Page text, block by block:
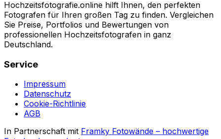
Hochzeitsfotografie.online hilft Ihnen, den perfekten
Fotografen für Ihren großen Tag zu finden. Vergleichen
Sie Preise, Portfolios und Bewertungen von
professionellen Hochzeitsfotografen in ganz
Deutschland.
Service
Impressum
Datenschutz
Cookie-Richtlinie
AGB
In Partnerschaft mit Framky Fotowände – hochwertige